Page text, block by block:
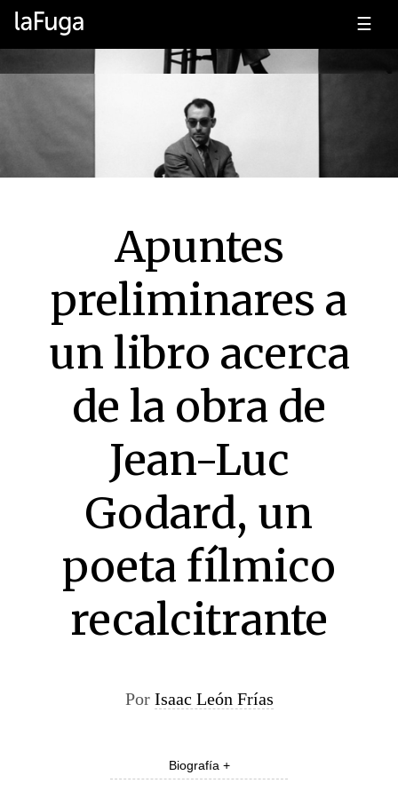
☰
Apuntes
preliminares a
un libro acerca
de la obra de
Jean-Luc
Godard, un
poeta fílmico
recalcitrante
Por Isaac León Frías
Biografía +